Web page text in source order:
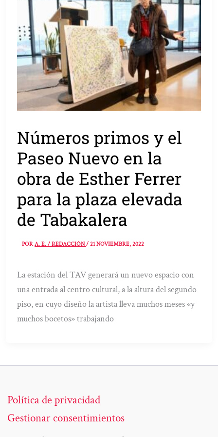
Números primos y el
Paseo Nuevo en la
obra de Esther Ferrer
para la plaza elevada
de Tabakalera
PORA. E. / REDACCIÓN/21 NOVIEMBRE, 2022
La estación del TAV generará un nuevo espacio con
una entrada al centro cultural, a la altura del segundo
piso, en cuyo diseño la artista lleva muchos meses «y
muchos bocetos» trabajando
Política de privacidad
Gestionar consentimientos